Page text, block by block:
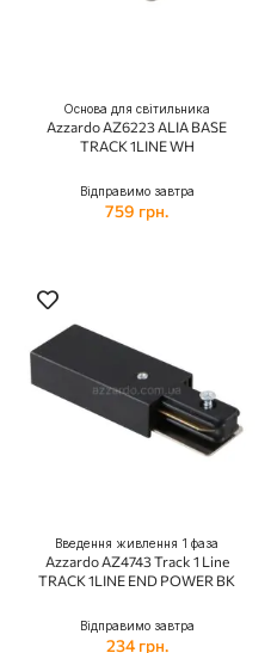
Основа для світильника
Azzardo AZ6223 ALIA BASE
TRACK 1LINE WH
Відправимо завтра
759 грн.
Введення живлення 1 фаза
Azzardo AZ4743 Track 1 Line
TRACK 1LINE END POWER BK
Відправимо завтра
234 грн.